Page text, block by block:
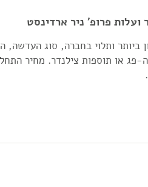
פרופ' ניר ארדינסט
ביותר ותלוי בחברה, סוג העדשה,